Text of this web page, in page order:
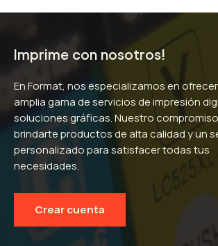
Imprime con nosotros!
En Format, nos especializamos en
amplia gama de servicios de impresión
soluciones gráficas. Nuestro
brindarte productos de alta calidad y un
personalizado para satisfacer todas tus
necesidades.
Crear cuenta